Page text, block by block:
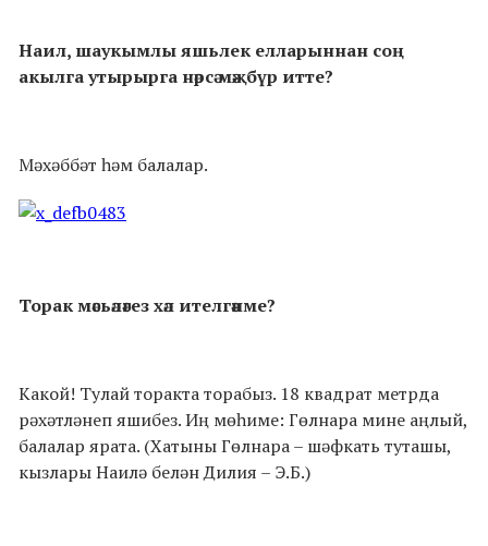
Наил, шаукымлы яшьлек елларыннан соң
акылга утырырга нәрсә мәҗбүр итте?
Мәхәббәт һәм балалар.
Торак мәсьәләгез хәл ителгәнме?
Какой! Тулай торакта торабыз. 18 квадрат метрда
рәхәтләнеп яшибез. Иң мөһиме: Гөлнара мине аңлый,
балалар ярата. (Хатыны Гөлнара – шәфкать туташы,
кызлары Наилә белән Дилия – Э.Б.)